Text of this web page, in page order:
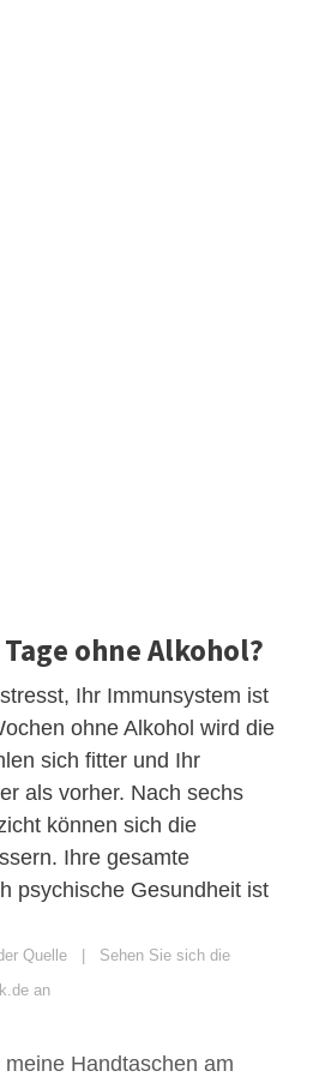
ohne Alkohol?
Ihr Immunsystem ist
ohne Alkohol wird die
sich fitter und Ihr
als vorher. Nach sechs
können sich die
Ihre gesamte
psychische Gesundheit ist
Quelle | Sehen Sie sich die
an
Handtaschen am